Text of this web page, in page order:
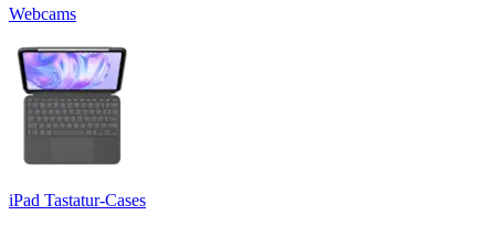
Webcams
iPad Tastatur-Cases